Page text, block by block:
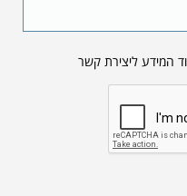
המידע ליצירת קשר